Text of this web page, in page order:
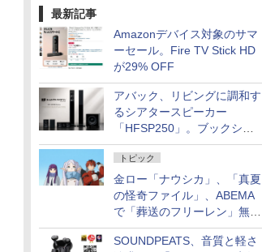
最新記事
Amazonデバイス対象のサマ
ーセール。Fire TV Stick HD
が29% OFF
アバック、リビングに調和す
るシアタースピーカー
「HFSP250」。ブックシェ
ルフはペア3万円以下
トピック
金ロー「ナウシカ」、「真夏
の怪奇ファイル」、ABEMA
で「葬送のフリーレン」無料
配信など。夏の特番・配信情
報
SOUNDPEATS、音質と軽さ